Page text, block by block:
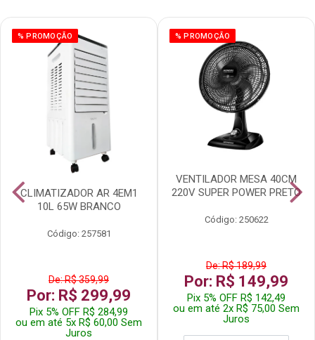
% PROMOÇÃO
CLIMATIZADOR AR 4EM1
10L 65W BRANCO
Código: 257581
De: R$ 359,99
Por: R$ 299,99
Pix 5% OFF R$ 284,99
ou em até 5x R$ 60,00 Sem
Juros
% PROMOÇÃO
VENTILADOR MESA 40CM
220V SUPER POWER PRETO
Código: 250622
De: R$ 189,99
Por: R$ 149,99
Pix 5% OFF R$ 142,49
ou em até 2x R$ 75,00 Sem
Juros